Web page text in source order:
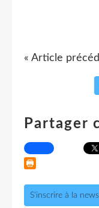
« Article
Partager
S'inscrire à la